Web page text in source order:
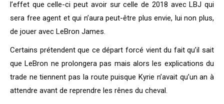
l’effet que celle-ci peut avoir sur celle de 2018 avec LBJ qui
sera free agent et qui n’aura peut-être plus envie, lui non plus,
de jouer avec LeBron James.
Certains prétendent que ce départ forcé vient du fait qu’il sait
que LeBron ne prolongera pas mais alors les explications du
trade ne tiennent pas la route puisque Kyrie n’avait qu’un an à
attendre avant de reprendre les rênes du cheval.